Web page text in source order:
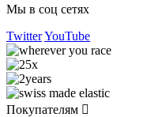
Мы в соц сетях
TwitterYouTube
Покупателям 